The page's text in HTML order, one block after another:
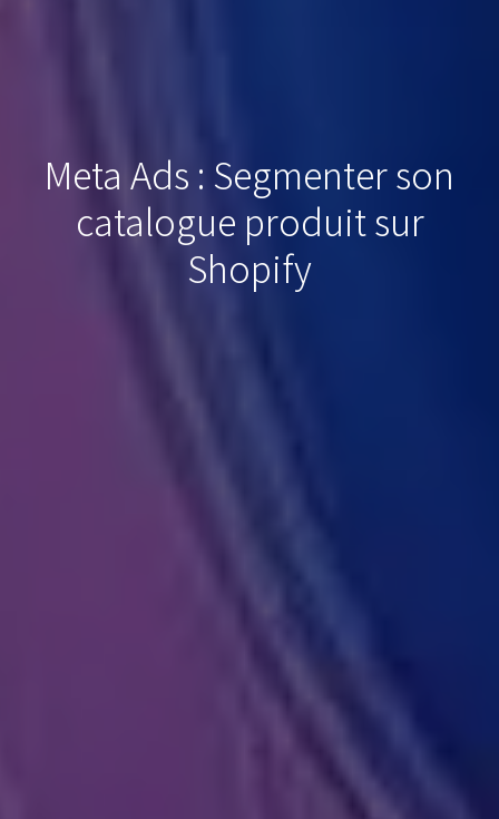
Meta Ads : Segmenter son
catalogue produit sur
Shopify